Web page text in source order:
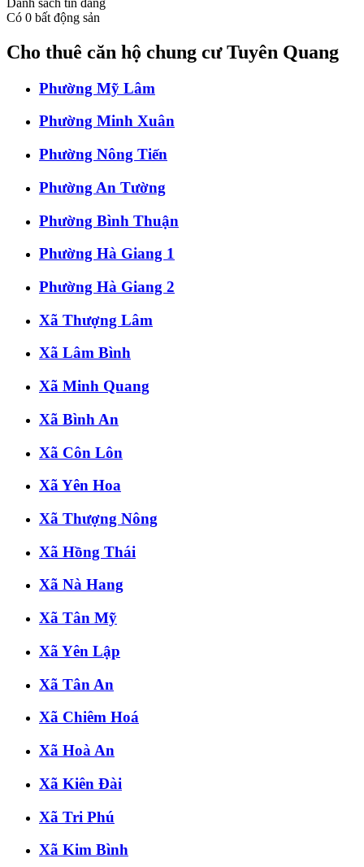
Có 0 bất động sản
Cho thuê căn hộ chung cư Tuyên Quang
Phường Mỹ Lâm
Phường Minh Xuân
Phường Nông Tiến
Phường An Tường
Phường Bình Thuận
Phường Hà Giang 1
Phường Hà Giang 2
Xã Thượng Lâm
Xã Lâm Bình
Xã Minh Quang
Xã Bình An
Xã Côn Lôn
Xã Yên Hoa
Xã Thượng Nông
Xã Hồng Thái
Xã Nà Hang
Xã Tân Mỹ
Xã Yên Lập
Xã Tân An
Xã Chiêm Hoá
Xã Hoà An
Xã Kiên Đài
Xã Tri Phú
Xã Kim Bình